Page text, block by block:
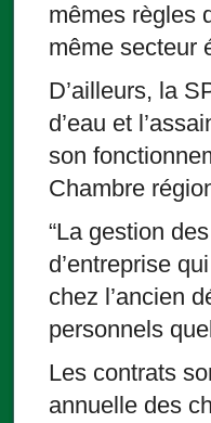
mêmes règles
même secteur
D’ailleurs, la
d’eau et
son
Chambre
“La gestion
d’entreprise
chez l’ancien
personnels
Les contrats
annuelle des